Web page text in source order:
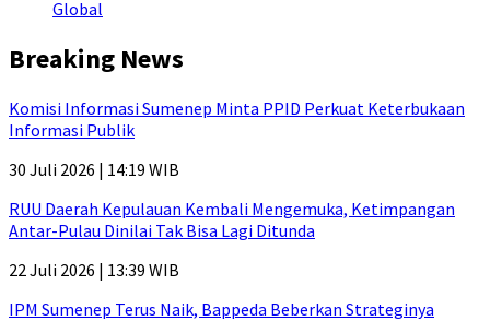
Global
Breaking News
Komisi Informasi Sumenep Minta PPID Perkuat Keterbukaan
Informasi Publik
30 Juli 2026 | 14:19 WIB
RUU Daerah Kepulauan Kembali Mengemuka, Ketimpangan
Antar-Pulau Dinilai Tak Bisa Lagi Ditunda
22 Juli 2026 | 13:39 WIB
IPM Sumenep Terus Naik, Bappeda Beberkan Strateginya